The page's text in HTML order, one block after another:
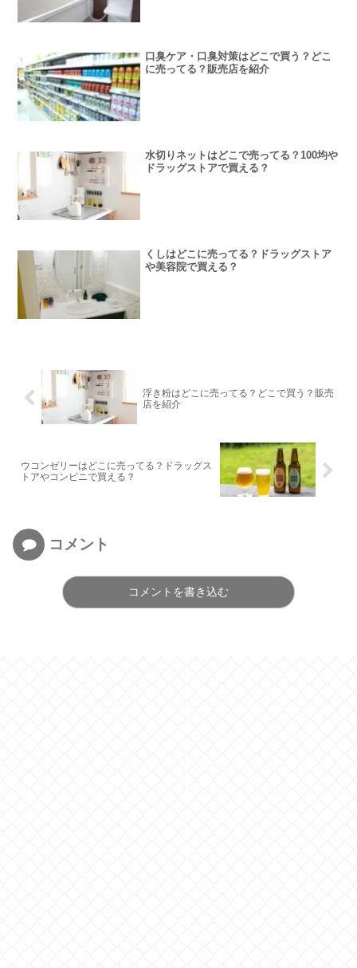
口臭ケア・口臭対策はどこで買う？どこ
に売ってる？販売店を紹介
水切りネットはどこで売ってる？100均や
ドラッグストアで買える？
くしはどこに売ってる？ドラッグストア
や美容院で買える？
浮き粉はどこに売ってる？どこで買う？販売
店を紹介
ウコンゼリーはどこに売ってる？ドラッグス
トアやコンビニで買える？
コメント
コメントを書き込む